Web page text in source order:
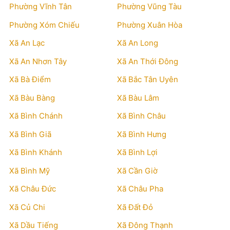
Phường Vĩnh Tân
Phường Vũng Tàu
Phường Xóm Chiếu
Phường Xuân Hòa
Xã An Lạc
Xã An Long
Xã An Nhơn Tây
Xã An Thới Đông
Xã Bà Điểm
Xã Bắc Tân Uyên
Xã Bàu Bàng
Xã Bàu Lâm
Xã Bình Chánh
Xã Bình Châu
Xã Bình Giã
Xã Bình Hưng
Xã Bình Khánh
Xã Bình Lợi
Xã Bình Mỹ
Xã Cần Giờ
Xã Châu Đức
Xã Châu Pha
Xã Củ Chi
Xã Đất Đỏ
Xã Dầu Tiếng
Xã Đông Thạnh